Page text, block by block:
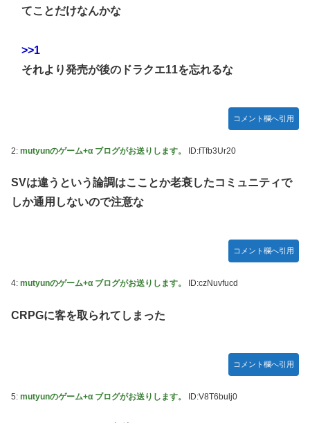
番組が最新SNSの数十年先を行っていたと話題に
ぐらんぶる Season 3 第5話 感想：耕平がタレントの替え玉
に！奇行にはちゃんと意味があった！
る存在になってしまう
【画像あり】ワイ、今更SSSS.GRIDMANを観賞するも面白
過ぎて今まで観てなかったを後悔する…
う」にブチギレｗｗｗ
ズフィギュア【彩色原型公開】
「俺って面白いやろ？」みたいな寒い奴
ジャグラーやってる奴ってヤバいの多すぎじゃね？？？
抱負を語る
てことだけなんかな
>>1
それより発売が後のドラクエ11を忘れるな
コメント欄へ引用
2: mutyunのゲーム+α ブログがお送りします。 ID:fTfb3Ur20
SVは違うという論調はこことか老衰したコミュニティで
しか通用しないので注意な
コメント欄へ引用
4: mutyunのゲーム+α ブログがお送りします。 ID:czNuvfucd
CRPGに客を取られてしまった
コメント欄へ引用
5: mutyunのゲーム+α ブログがお送りします。 ID:V8T6bulj0